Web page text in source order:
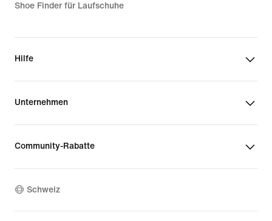
Shoe Finder für Laufschuhe
Hilfe
Unternehmen
Community-Rabatte
Schweiz